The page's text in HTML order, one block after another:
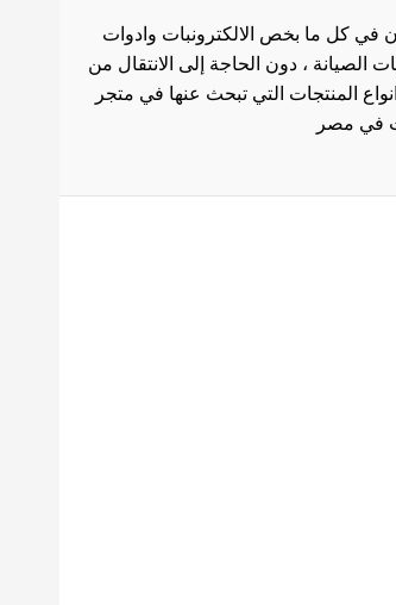
في كل ما بخص الالكترونبات وادوات
الصيانة ، دون الحاجة إلى الانتقال من
المنتجات التي تبحث عنها في متجر